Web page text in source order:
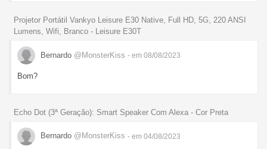
Projetor Portátil Vankyo Leisure E30 Native, Full HD, 5G, 220 ANSI
Lumens, Wifi, Branco - Leisure E30T
Bernardo @MonsterKiss - em 08/08/2023
Bom?
Echo Dot (3ª Geração): Smart Speaker Com Alexa - Cor Preta
Bernardo @MonsterKiss - em 04/08/2023